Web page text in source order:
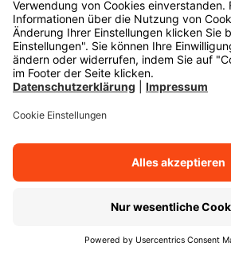
Berater
Beratung
Falls Sie noch offene Fragen
persönliche Beratung wünschen,
gerne an uns. Die Beraterinnen und
Ansprechpartner vor Ort. Ein
der Ihnen in allen Versicherungs-
Vorsorgefragen mit Rat und Tat zur
Gemeinsam finden wir eine
Ihre individuellen Bedürfnisse.